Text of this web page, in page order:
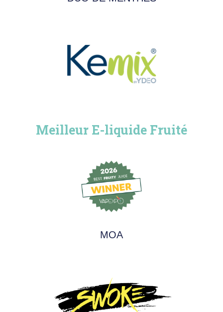
Meilleur E-liquide Fruité
MOA